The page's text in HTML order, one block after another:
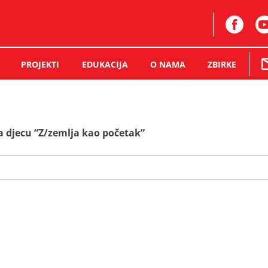
PROJEKTI EDUKACIJA O NAMA ZBIRKE
“Z/zemlja kao početak”